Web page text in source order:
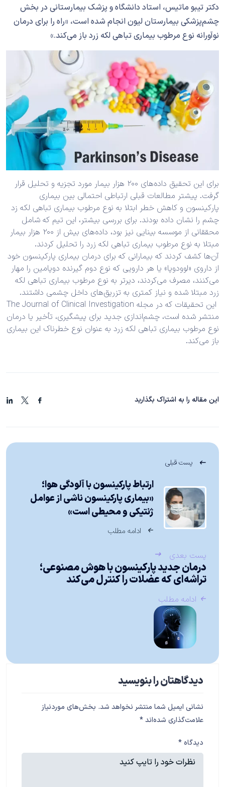
دکتر تیبو ماتیس، استاد دانشگاه و پزشک بیمارستانی در بخش
چشم‌پزشکی بیمارستان لیون انجام شده است، «راه را برای درمان
نوآورانه‌‌ نوع مرطوب بیماری تباهی لکه زرد باز می‌کند.»
برای این تحقیق داده‌های ۲۰۰ هزار بیمار مورد تجزیه و تحلیل قرار
گرفت. پیشتر مطالعات قبلی ارتباطی احتمالی بین بیماری
پارکینسون و کاهش خطر ابتلا به نوع مرطوب بیماری تباهی لکه زد
چشم را نشان داده بودند. برای بررسی بیشتر، این تیم که شامل
محققانی از موسسه بینایی نیز بود، داده‌های بیش از ۲۰۰ هزار بیمار
مبتلا به نوع مرطوب بیماری تباهی لکه زرد را تحلیل کردند.
آن‌ها کشف کردند که بیمارانی که برای درمان بیماری پارکینسون خود
از داروی «لوودوپا» یا هر دارویی که نوع دوم گیرنده دوپامین را مهار
می‌کنند، مصرف می‌کردند، دیرتر به نوع مرطوب بیماری تباهی لکه
زرد مبتلا شده و نیاز کمتری به تزریق‌های داخل چشمی داشتند.
این تحقیقات که در مجله The Journal of Clinical Investigation
منتشر شده است، چشم‌اندازی جدید برای پیشگیری، تأخیر یا درمان
نوع مرطوب بیماری تباهی لکه زرد به عنوان نوع خطرناک این بیماری
باز می‌کند.
این مقاله را به اشتراک بگذارید
پست قبلی
ارتباط پارکینسون با آلودگی هوا؛
«بیماری پارکینسون ناشی از عوامل
ژنتیکی و محیطی است»
ادامه مطلب
پست بعدی
درمان جدید پارکینسون با هوش مصنوعی؛
تراشه‌ای که عضلات را کنترل می‌کند
ادامه مطلب
دیدگاهتان را بنویسید
نشانی ایمیل شما منتشر نخواهد شد. بخش‌های موردنیاز
علامت‌گذاری شده‌اند*
دیدگاه*